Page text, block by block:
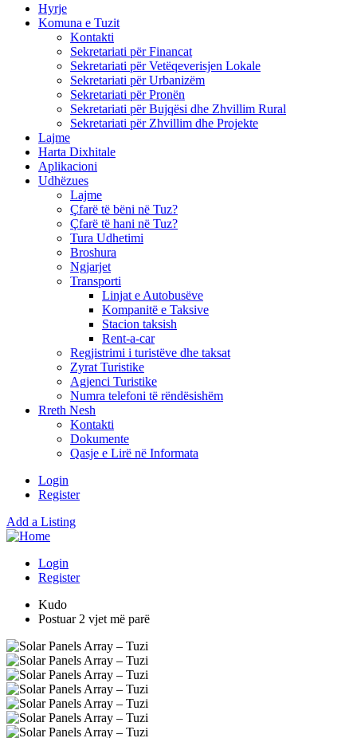
Hyrje
Komuna e Tuzit
Kontakti
Sekretariati për Financat
Sekretariati për Vetëqeverisjen Lokale
Sekretariati për Urbanizëm
Sekretariati për Pronën
Sekretariati për Bujqësi dhe Zhvillim Rural
Sekretariati për Zhvillim dhe Projekte
Lajme
Harta Dixhitale
Aplikacioni
Udhëzues
Lajme
Çfarë të bëni në Tuz?
Çfarë të hani në Tuz?
Tura Udhetimi
Broshura
Ngjarjet
Transporti
Linjat e Autobusëve
Kompanitë e Taksive
Stacion taksish
Rent-a-car
Regjistrimi i turistëve dhe taksat
Zyrat Turistike
Agjenci Turistike
Numra telefoni të rëndësishëm
Rreth Nesh
Kontakti
Dokumente
Qasje e Lirë në Informata
Login
Register
Add a Listing
Login
Register
Kudo
Postuar 2 vjet më parë